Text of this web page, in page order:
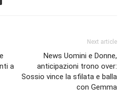
a
Next article
News Uomini e Donne,
anticipazioni trono over:
Sossio vince la sfilata e balla
con Gemma